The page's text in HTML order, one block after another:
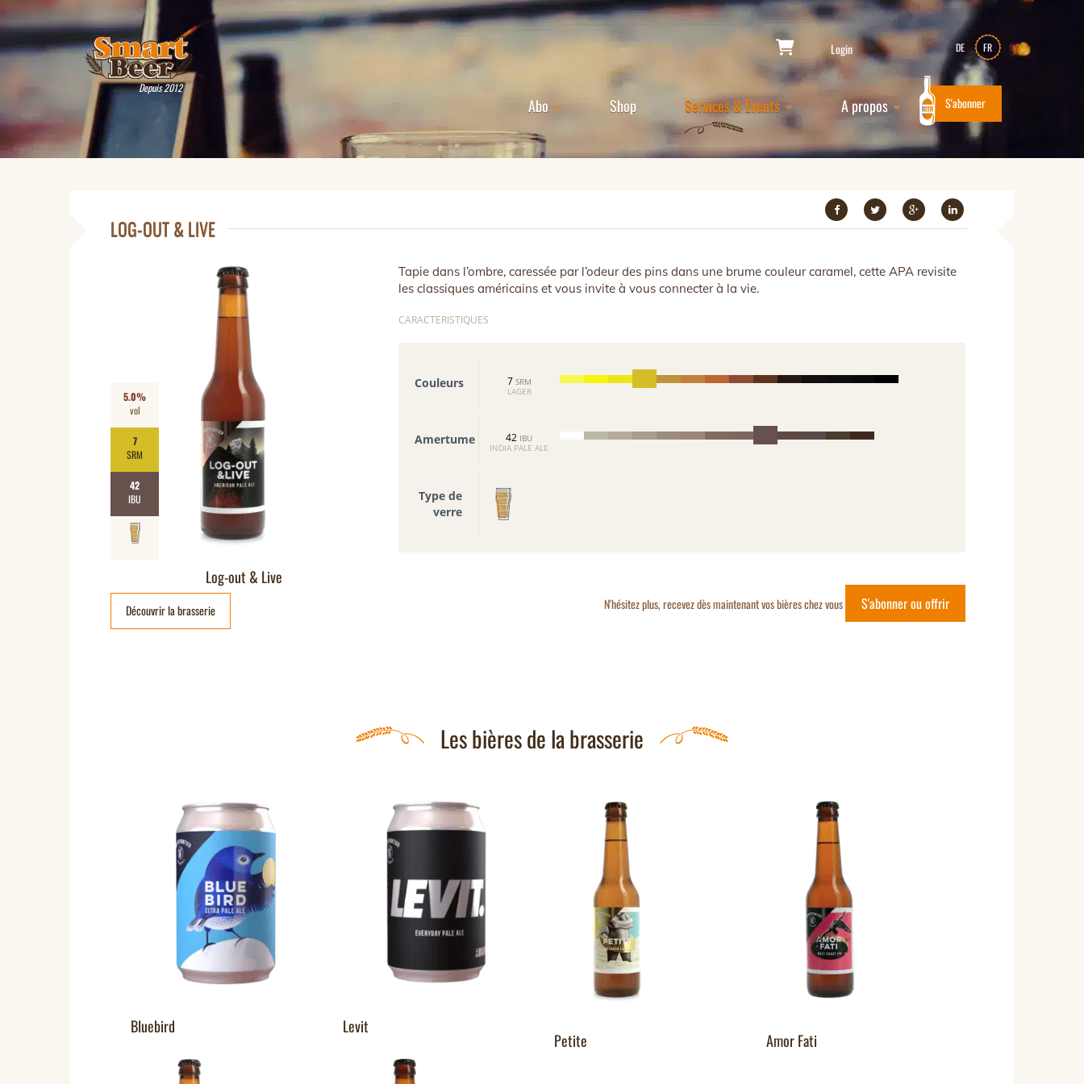
Depuis 2012
Login DE FR
Abo Shop Services & Events A propos S'abonner
LOG-OUT & LIVE
Log-out & Live
5.0%
vol
7
SRM
42
IBU
Découvrir la brasserie
Tapie dans l’ombre, caressée par l’odeur des pins dans une brume couleur caramel, cette APA revisite
les classiques américains et vous invite à vous connecter à la vie.
CARACTERISTIQUES
Couleurs 7 SRM
LAGER
Amertume 42 IBU
INDIA PALE ALE
Type de
verre
N'hésitez plus, recevez dès maintenant vos bières chez vous S'abonner ou offrir
Les bières de la brasserie
Bluebird Levit
Petite Amor Fati